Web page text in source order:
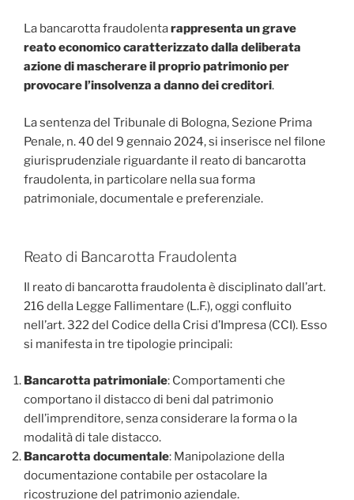
n
d
La bancarotta fraudolentarappresenta un grave
reato economico caratterizzato dalla deliberata
azione di mascherare il proprio patrimonio per
provocare l’insolvenza a danno dei creditori.
La sentenza del Tribunale di Bologna, Sezione Prima
Penale, n. 40 del 9 gennaio 2024, si inserisce nel filone
giurisprudenziale riguardante il reato di bancarotta
fraudolenta, in particolare nella sua forma
patrimoniale, documentale e preferenziale.
Reato di Bancarotta Fraudolenta
Il reato di bancarotta fraudolenta è disciplinato dall’art.
216 della Legge Fallimentare (L.F.), oggi confluito
nell’art. 322 del Codice della Crisi d’Impresa (CCI). Esso
si manifesta in tre tipologie principali:
Bancarotta patrimoniale: Comportamenti che
comportano il distacco di beni dal patrimonio
dell’imprenditore, senza considerare la forma o la
modalità di tale distacco.
Bancarotta documentale: Manipolazione della
documentazione contabile per ostacolare la
ricostruzione del patrimonio aziendale.